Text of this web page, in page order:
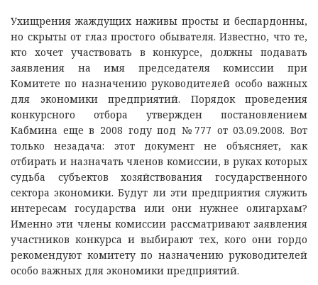
Ухищрения жаждущих наживы просты и беспардонны,
но скрыты от глаз простого обывателя. Известно, что те,
кто хочет участвовать в конкурсе, должны подавать
заявления на имя председателя комиссии при
Комитете по назначению руководителей особо важных
для экономики предприятий. Порядок проведения
конкурсного отбора утвержден постановлением
Кабмина еще в 2008 году под №777 от 03.09.2008. Вот
только незадача: этот документ не объясняет, как
отбирать и назначать членов комиссии, в руках которых
судьба субъектов хозяйствования государственного
сектора экономики. Будут ли эти предприятия служить
интересам государства или они нужнее олигархам?
Именно эти члены комиссии рассматривают заявления
участников конкурса и выбирают тех, кого они гордо
рекомендуют комитету по назначению руководителей
особо важных для экономики предприятий.